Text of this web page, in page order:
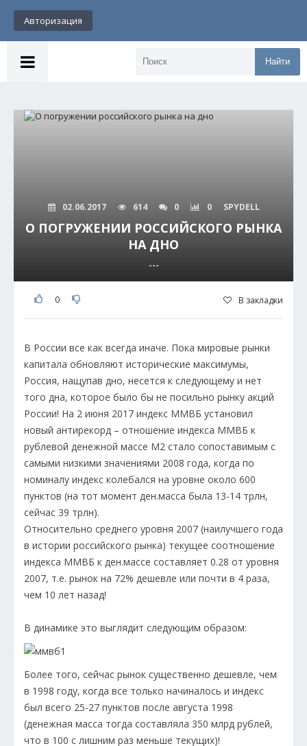
Авторизация
Найти
02.06.2017 614 0 0 SPYDELL
О ПОГРУЖЕНИИ РОССИЙСКОГО РЫНКА
НА ДНО
---
0 В закладки
В России все как всегда иначе. Пока мировые рынки
капитала обновляют исторические максимумы,
Россия, нащупав дно, несется к следующему и нет
того дна, которое было бы не посильно рынку акций
России! На 2 июня 2017 индекс ММВБ установил
новый антирекорд – отношение индекса ММВБ к
рублевой денежной массе M2 стало сопоставимым с
самыми низкими значениями 2008 года, когда по
номиналу индекс колебался на уровне около 600
пунктов (на тот момент ден.масса была 13-14 трлн,
сейчас 39 трлн).
Относительно среднего уровня 2007 (наилучшего года
в истории российского рынка) текущее соотношение
индекса ММВБ к ден.массе составляет 0.28 от уровня
2007, т.е. рынок на 72% дешевле или почти в 4 раза,
чем 10 лет назад!
В динамике это выглядит следующим образом:
Более того, сейчас рынок существенно дешевле, чем
в 1998 году, когда все только начиналось и индекс
был всего 25-27 пунктов после августа 1998
(денежная масса тогда составляла 350 млрд рублей,
что в 100 с лишним раз меньше текущих)!